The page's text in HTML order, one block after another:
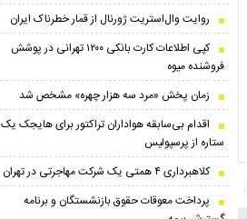
روایت وال‌استریت ژورنال از قمار خطرناک ایران
کپی اطلاعات کارت بانکی ۱۲۰۰ تهرانی در پوشش
فروشنده میوه
زمان پخش «مرد سه هزار چهره» مشخص شد
اقدام بی‌سابقه هواداران تراکتور برای هایجک یک
ستاره از پرسپولیس
کلاهبرداری ۴ همتی یک شرکت مهاجرتی در تهران
پرداخت معوقات حقوق بازنشستگان و برنامه